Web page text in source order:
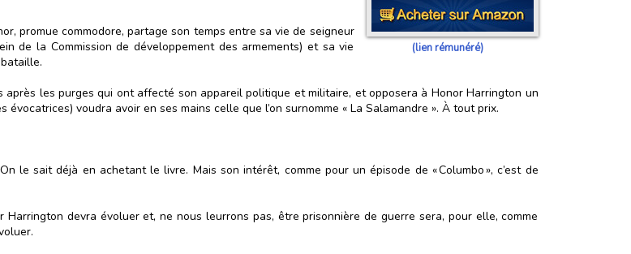
(lien rémunéré)
promue commodore, partage son temps entre sa vie de seigneur
de la Commission de développement des armements) et sa vie
les purges qui ont affecté son appareil politique et militaire, et opposera à Honor Harrington un
voudra avoir en ses mains celle que l’on surnomme « La Salamandre ». À tout prix.
le sait déjà en achetant le livre. Mais son intérêt, comme pour un épisode de « Columbo », c’est de
devra évoluer et, ne nous leurrons pas, être prisonnière de guerre sera, pour elle, comme